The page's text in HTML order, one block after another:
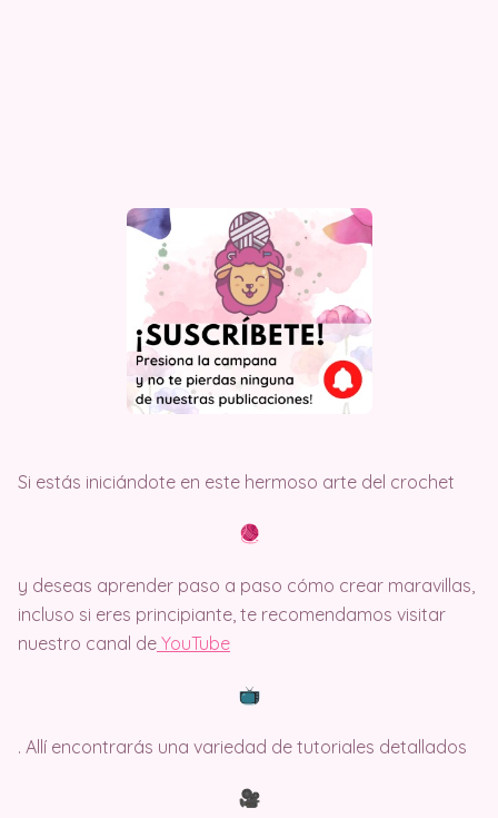
Si estás iniciándote en este hermoso arte del crochet
y deseas aprender paso a paso cómo crear maravillas,
incluso si eres principiante, te recomendamos visitar
nuestro canal de YouTube
. Allí encontrarás una variedad de tutoriales detallados